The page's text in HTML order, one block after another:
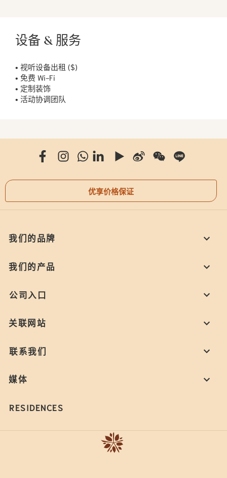
设备 & 服务
• 视听设备出租 ($)
• 免费 Wi-Fi
• 定制装饰
• 活动协调团队
优享价格保证
我们的品牌
我们的产品
公司入口
关联网站
联系我们
媒体
RESIDENCES